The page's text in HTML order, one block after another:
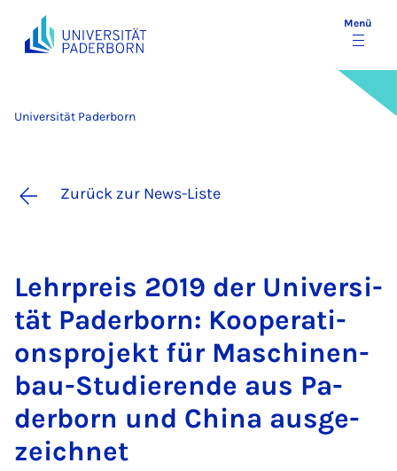
Menü
Universität Paderborn
Zurück zur News-Liste
Lehr­preis 2019 der Uni­ver­si­
tät Pa­der­born: Ko­ope­ra­ti­
ons­pro­jekt für Ma­schi­nen­
bau-Stu­die­ren­de aus Pa­
der­born und Chi­na aus­ge­
zeich­net